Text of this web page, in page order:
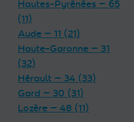
Hautes-Pyrénées — 65
(11)
Aude — 11 (21)
Haute-Garonne — 31
(32)
Hérault — 34 (33)
Gard — 30 (31)
Lozère — 48 (11)